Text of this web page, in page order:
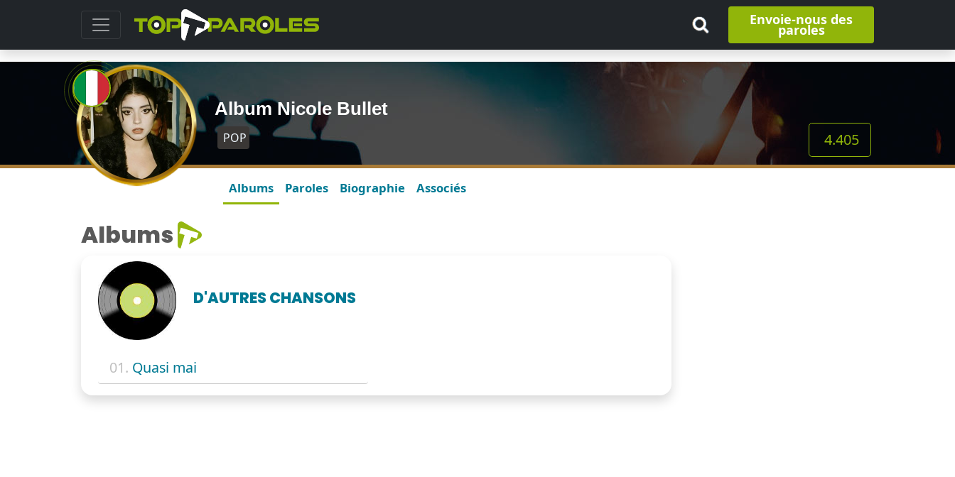
Envoie-nous des
paroles
Album Nicole Bullet
POP 4.405
Albums Paroles Biographie Associés
Albums
D'AUTRES CHANSONS
01. Quasi mai